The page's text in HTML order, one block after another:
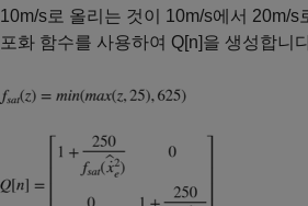
10m/s로 올리는 것이 10m/s에서 20m/
포화 함수를 사용하여 Q[n]을 생성합니